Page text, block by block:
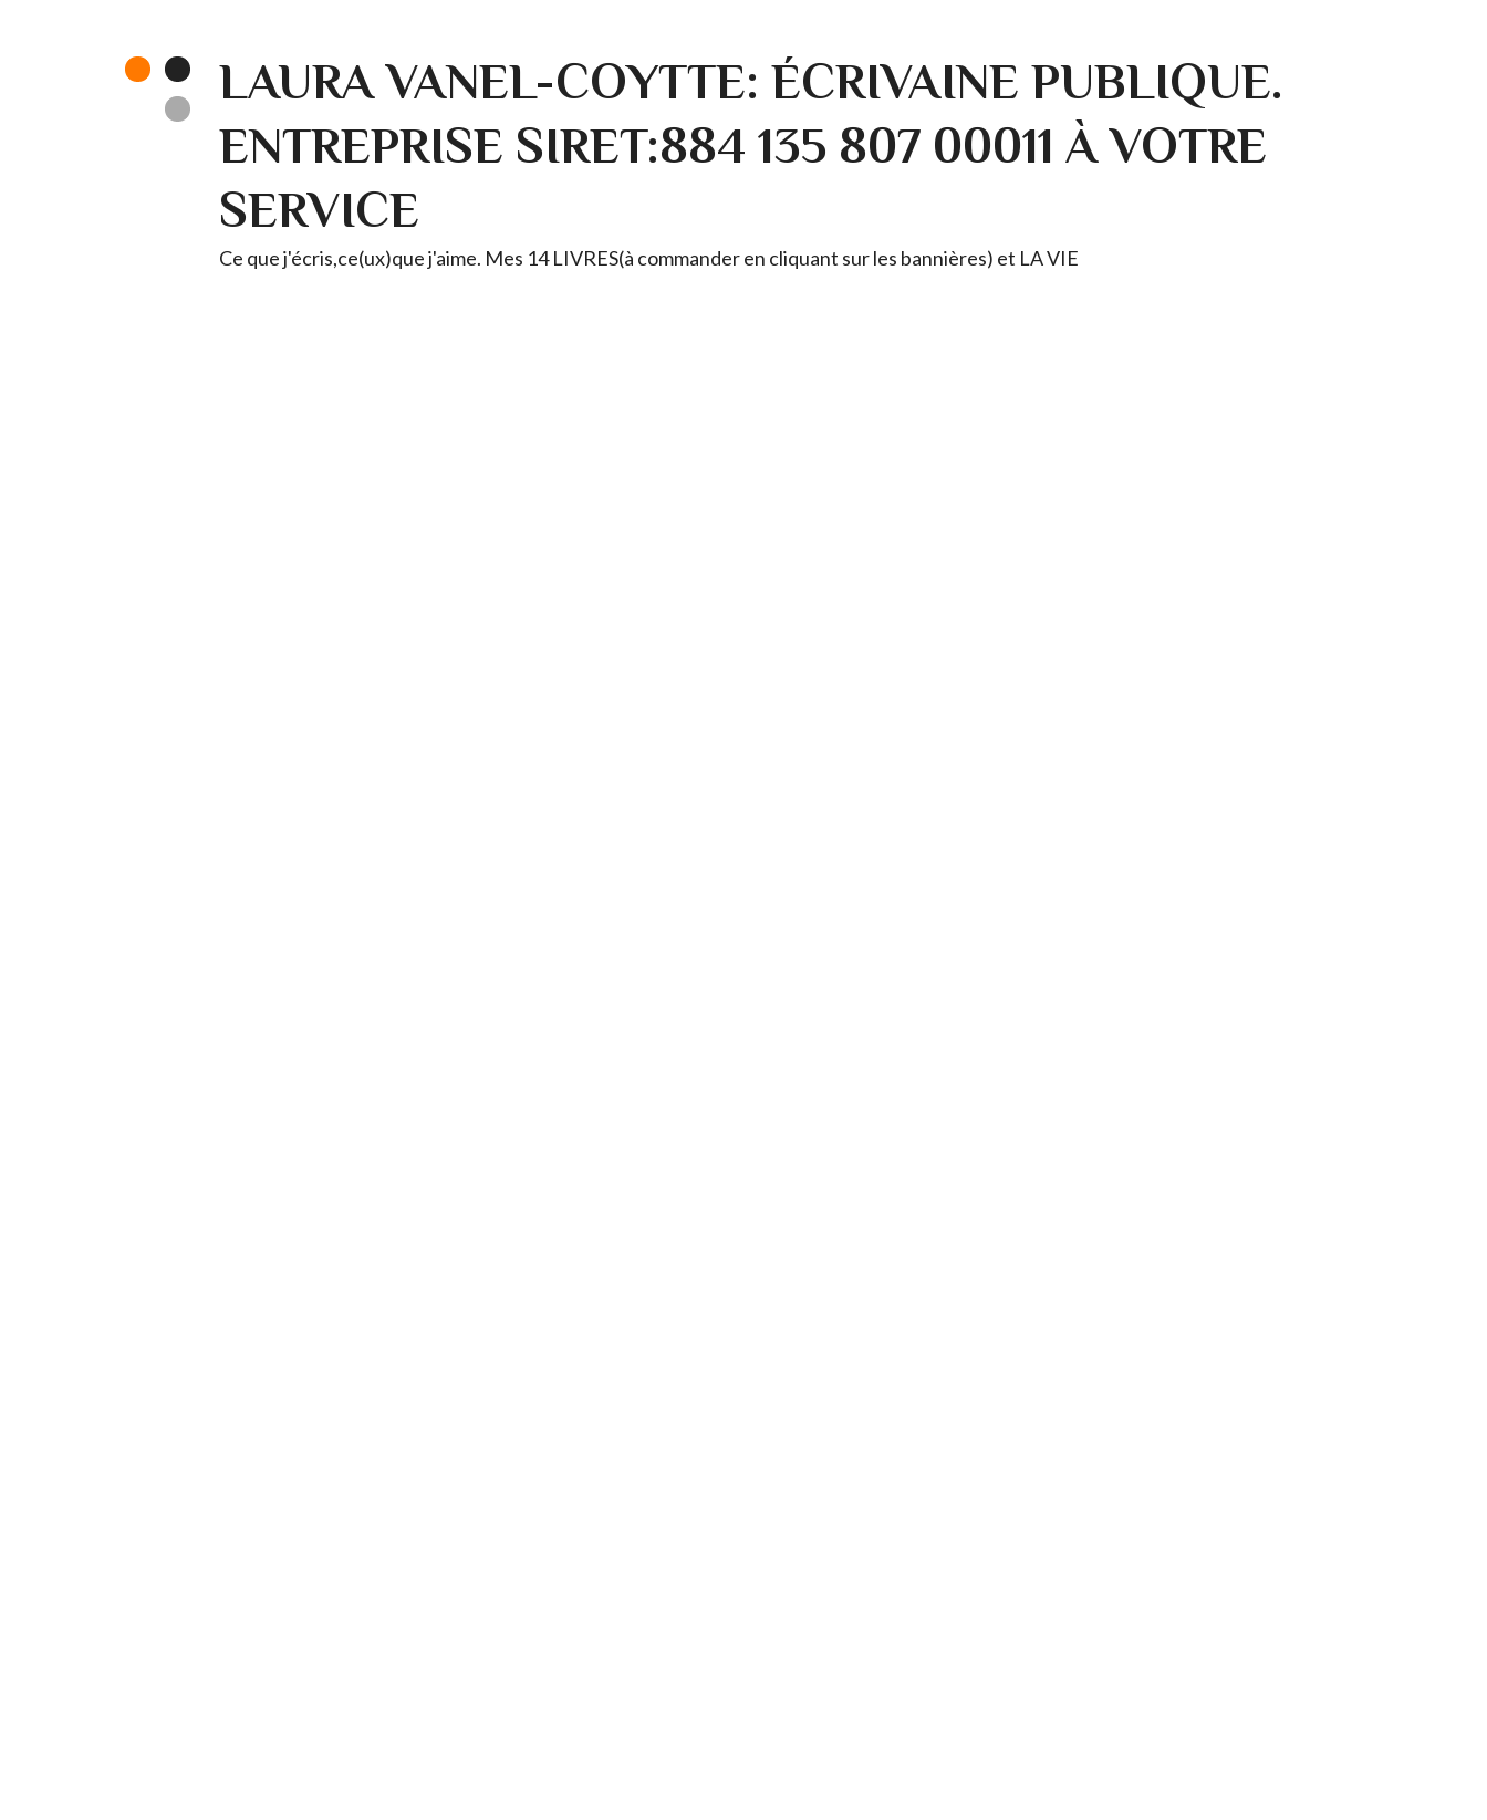
LAURA VANEL-COYTTE: ÉCRIVAINE PUBLIQUE.
ENTREPRISE SIRET:884 135 807 00011 À VOTRE
SERVICE
Ce que j'écris,ce(ux)que j'aime. Mes 14 LIVRES(à commander en cliquant sur les bannières) et LA VIE